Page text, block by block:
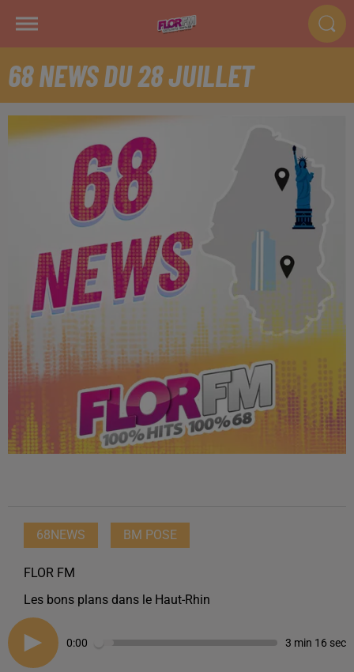
68 NEWS DU 28 JUILLET
68NEWS BM POSE
FLOR FM
Les bons plans dans le Haut-Rhin
0:00 3 min 16 sec